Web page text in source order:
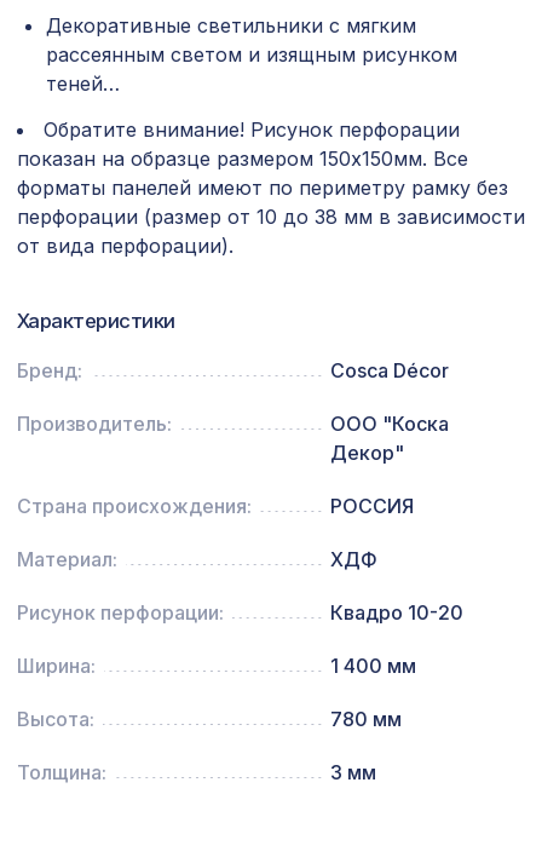
Перфорированная панель ДЕДАЛО,
1200х600мм, ХДФ, клён
рамка 1200х600мм, перфорация
РОМАНИКО, белый
1692 ₽
Перфорированная панель ДЕДАЛО,
1400х780мм, ХДФ, бук
2118 ₽
КРИСТАЛЛ, 2800х1250мм, ХДФ,
Перфорированная панель ДАМАСКО,
Декоративные светильники с мягким
рассеянным светом и изящным рисунком
теней…
Обратите внимание! Рисунок перфорации
показан на образце размером 150х150мм. Все
форматы панелей имеют по периметру рамку без
перфорации (размер от 10 до 38 мм в зависимости
от вида перфорации).
Характеристики
Бренд: Cosca Décor
Производитель:
ООО "Коска
Декор"
Страна происхождения: РОССИЯ
Материал: ХДФ
Рисунок перфорации: Квадро 10-20
Ширина: 1 400 мм
Высота: 780 мм
Толщина: 3 мм